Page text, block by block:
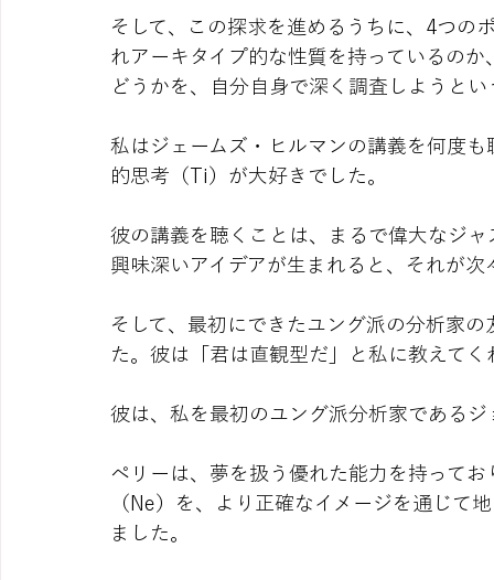
そして、この探求を進めるうちに、4つの
れアーキタイプ的な性質を持っているの
どうかを、自分自身で深く調査しようと
私はジェームズ・ヒルマンの講義を何度
的思考（Ti）が大好きでした。
彼の講義を聴くことは、まるで偉大なジ
興味深いアイデアが生まれると、それが次
そして、最初にできたユング派の分析家
た。彼は「君は直観型だ」と私に教えてく
彼は、私を最初のユング派分析家である
ペリーは、夢を扱う優れた能力を持って
（Ne）を、より正確なイメージを通じて
ました。